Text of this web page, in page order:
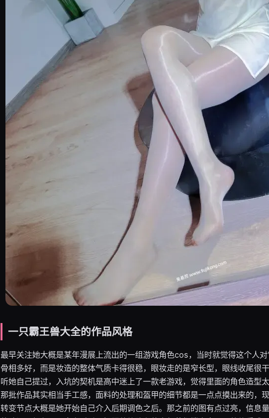
一只霸王兽大全的作品风格
最早关注她大概是某年漫展上流出的一组游戏角色cos，当时就觉得这个人
骨相多好，而是妆造的整体气质卡得很稳，眼妆走的是窄长型，眼线收尾很
听她自己提过，入坑的契机是高中迷上了一款老游戏，觉得里面的角色造型
那批作品其实相当手工感，面料的处理和盔甲的细节都是一点点摸出来的，
转变节点大概是她开始自己介入后期调色之后。那之前的图有点过亮，信息